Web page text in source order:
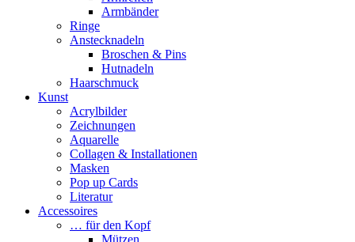
Armbänder
Ringe
Anstecknadeln
Broschen & Pins
Hutnadeln
Haarschmuck
Kunst
Acrylbilder
Zeichnungen
Aquarelle
Collagen & Installationen
Masken
Pop up Cards
Literatur
Accessoires
… für den Kopf
Mützen